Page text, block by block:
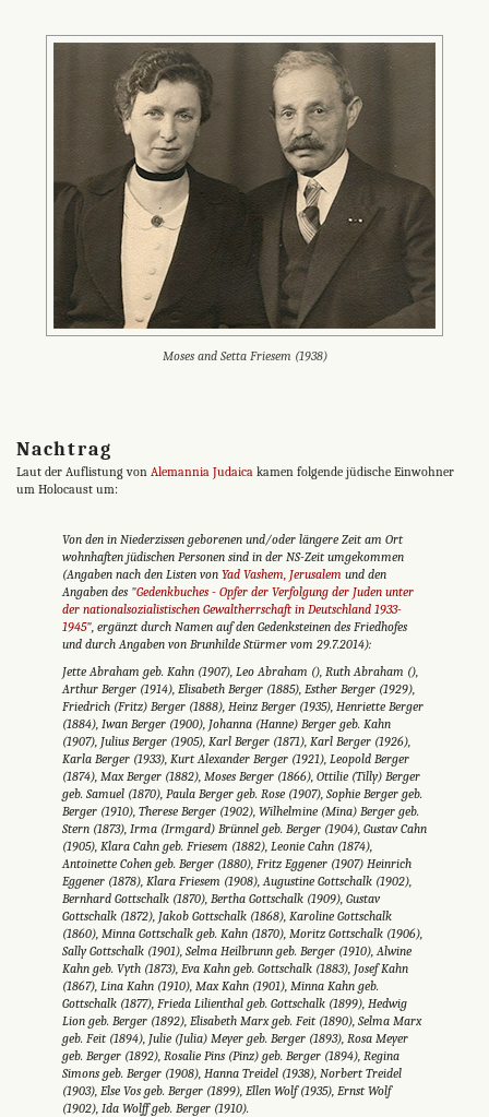
Moses and Setta Friesem (1938)
Nachtrag
Laut der Auflistung von Alemannia Judaica kamen folgende jüdische Einwohner
um Holocaust um:
Von den in Niederzissen geborenen und/oder längere Zeit am Ort
wohnhaften jüdischen Personen sind in der NS-Zeit umgekommen
(Angaben nach den Listen von Yad Vashem, Jerusalem und den
Angaben des "Gedenkbuches - Opfer der Verfolgung der Juden unter
der nationalsozialistischen Gewaltherrschaft in Deutschland 1933-
1945", ergänzt durch Namen auf den Gedenksteinen des Friedhofes
und durch Angaben von Brunhilde Stürmer vom 29.7.2014):
Jette Abraham geb. Kahn (1907), Leo Abraham (), Ruth Abraham (),
Arthur Berger (1914), Elisabeth Berger (1885), Esther Berger (1929),
Friedrich (Fritz) Berger (1888), Heinz Berger (1935), Henriette Berger
(1884), Iwan Berger (1900), Johanna (Hanne) Berger geb. Kahn
(1907), Julius Berger (1905), Karl Berger (1871), Karl Berger (1926),
Karla Berger (1933), Kurt Alexander Berger (1921), Leopold Berger
(1874), Max Berger (1882), Moses Berger (1866), Ottilie (Tilly) Berger
geb. Samuel (1870), Paula Berger geb. Rose (1907), Sophie Berger geb.
Berger (1910), Therese Berger (1902), Wilhelmine (Mina) Berger geb.
Stern (1873), Irma (Irmgard) Brünnel geb. Berger (1904), Gustav Cahn
(1905), Klara Cahn geb. Friesem (1882), Leonie Cahn (1874),
Antoinette Cohen geb. Berger (1880), Fritz Eggener (1907) Heinrich
Eggener (1878), Klara Friesem (1908), Augustine Gottschalk (1902),
Bernhard Gottschalk (1870), Bertha Gottschalk (1909), Gustav
Gottschalk (1872), Jakob Gottschalk (1868), Karoline Gottschalk
(1860), Minna Gottschalk geb. Kahn (1870), Moritz Gottschalk (1906),
Sally Gottschalk (1901), Selma Heilbrunn geb. Berger (1910), Alwine
Kahn geb. Vyth (1873), Eva Kahn geb. Gottschalk (1883), Josef Kahn
(1867), Lina Kahn (1910), Max Kahn (1901), Minna Kahn geb.
Gottschalk (1877), Frieda Lilienthal geb. Gottschalk (1899), Hedwig
Lion geb. Berger (1892), Elisabeth Marx geb. Feit (1890), Selma Marx
geb. Feit (1894), Julie (Julia) Meyer geb. Berger (1893), Rosa Meyer
geb. Berger (1892), Rosalie Pins (Pinz) geb. Berger (1894), Regina
Simons geb. Berger (1908), Hanna Treidel (1938), Norbert Treidel
(1903), Else Vos geb. Berger (1899), Ellen Wolf (1935), Ernst Wolf
(1902), Ida Wolff geb. Berger (1910).